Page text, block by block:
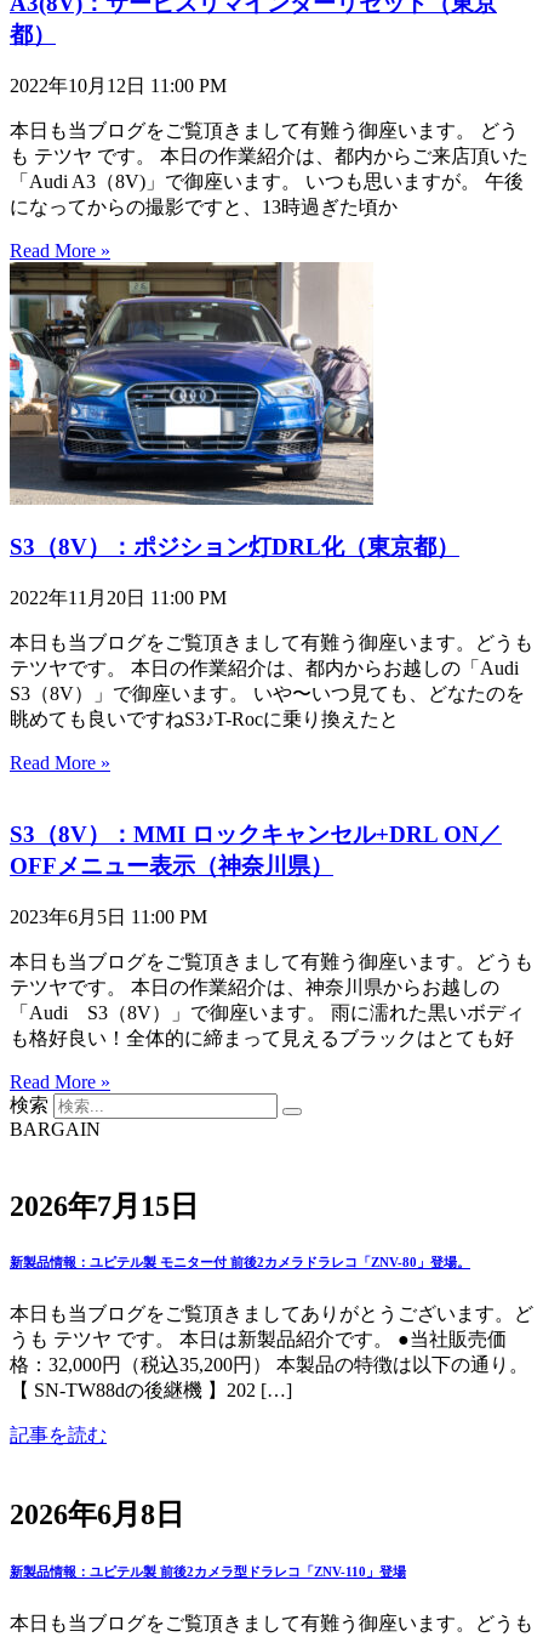
都）
2022年10月12日 11:00 PM
本日も当ブログをご覧頂きまして有難う御座います。 どう
も テツヤ です。 本日の作業紹介は、都内からご来店頂いた
「Audi A3（8V)」で御座います。 いつも思いますが。 午後
になってからの撮影ですと、13時過ぎた頃か
Read More »
S3（8V）：ポジション灯DRL化（東京都）
2022年11月20日 11:00 PM
本日も当ブログをご覧頂きまして有難う御座います。どうも
テツヤです。 本日の作業紹介は、都内からお越しの「Audi
S3（8V）」で御座います。 いや〜いつ見ても、どなたのを
眺めても良いですねS3♪T-Rocに乗り換えたと
Read More »
S3（8V）：MMI ロックキャンセル+DRL ON／
OFFメニュー表示（神奈川県）
2023年6月5日 11:00 PM
本日も当ブログをご覧頂きまして有難う御座います。どうも
テツヤです。 本日の作業紹介は、神奈川県からお越しの
「Audi S3（8V）」で御座います。 雨に濡れた黒いボディ
も格好良い！全体的に締まって見えるブラックはとても好
Read More »
検索
BARGAIN
2026年7月15日
新製品情報：ユピテル製 モニター付 前後2カメラドラレコ「ZNV-80」登場。
本日も当ブログをご覧頂きましてありがとうございます。ど
うも テツヤ です。 本日は新製品紹介です。 ●当社販売価
格：32,000円（税込35,200円） 本製品の特徴は以下の通り。
【 SN-TW88dの後継機 】202 […]
記事を読む
2026年6月8日
新製品情報：ユピテル製 前後2カメラ型ドラレコ「ZNV-110」登場
本日も当ブログをご覧頂きまして有難う御座います。どうも